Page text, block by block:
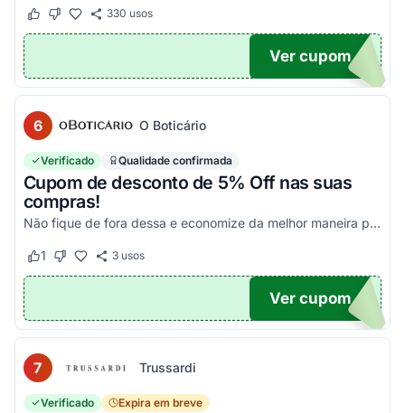
Este cupom funcionou
Este cupom não funcionou
330 usos
OM10
Ver cupom
6 O Boticário
Verificado Qualidade confirmada
Cupom de desconto de 5% Off nas suas
compras!
Não fique de fora dessa e economize da melhor maneira possível! Válido somente nessa seleção!
Este cupom funcionou
1 Este cupom não funcionou
3usos
EIRA
Ver cupom
7 Trussardi
Verificado Expira em breve